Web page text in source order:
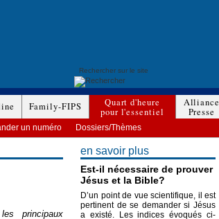
Family-FIPS
Quart d'heure
pour l'essentiel
Alliance
Presse
un numéro Dossiers/Thèmes
principaux
en savoir plus
Est-il nécessaire de prouver
Jésus et la Bible?
D’un point de vue scientifique, il est
pertinent de se demander si Jésus
a existé. Les indices évoqués ci-